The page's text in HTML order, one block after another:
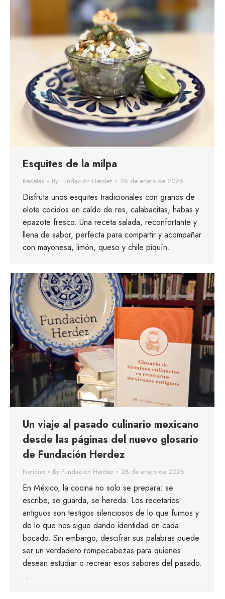
Esquites de la milpa
Recetas By Fundación Herdez 28 de enero de 2026
Disfruta unos esquites tradicionales con granos de
elote cocidos en caldo de res, calabacitas, habas y
epazote fresco. Una receta salada, reconfortante y
llena de sabor, perfecta para compartir y acompañar
con mayonesa, limón, queso y chile piquín.
Un viaje al pasado culinario mexicano
desde las páginas del nuevo glosario
de Fundación Herdez
Noticias By Fundación Herdez 28 de enero de 2026
En México, la cocina no solo se prepara: se
escribe, se guarda, se hereda. Los recetarios
antiguos son testigos silenciosos de lo que fuimos y
de lo que nos sigue dando identidad en cada
bocado. Sin embargo, descifrar sus palabras puede
ser un verdadero rompecabezas para quienes
desean estudiar o recrear esos sabores del pasado.
…